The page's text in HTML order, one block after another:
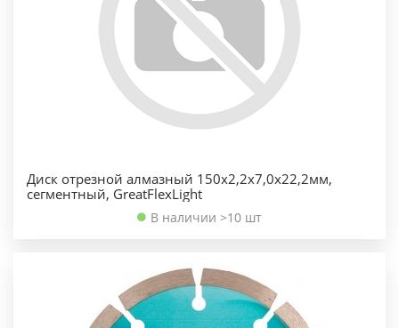
Диск отрезной алмазный 150х2,2х7,0х22,2мм,
сегментный, GreatFlexLight
В наличии >10 шт